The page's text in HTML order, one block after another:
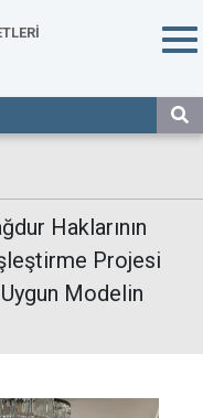
Haklarının
Projesi
Modelin